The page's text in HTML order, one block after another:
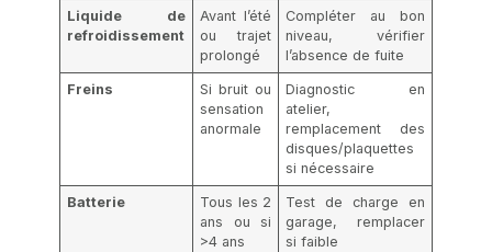
Liquide de
refroidissement
Avant l’été
ou trajet
prolongé
Compléter au bon
niveau, vérifier
l’absence de fuite
Freins
Si bruit ou
sensation
anormale
Diagnostic en
atelier,
remplacement des
disques/plaquettes
si nécessaire
Batterie
Tous les 2
ans ou si
>4 ans
Test de charge en
garage, remplacer
si faible